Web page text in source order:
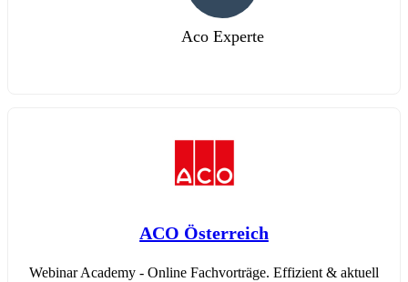
Aco Experte
ACO Österreich
Webinar Academy - Online Fachvorträge. Effizient & aktuell